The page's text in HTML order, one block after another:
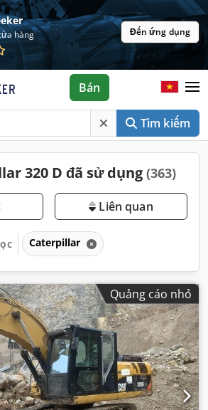
hàng Đến ứng dụng
Tìm kiếm
Bán
320 D đã sử dụng (363)
Liên quan
Caterpillar
Quảng cáo nhỏ